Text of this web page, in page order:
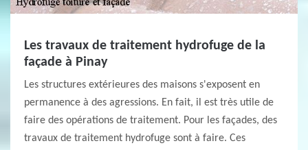
Les travaux de traitement hydrofuge de la
façade à Pinay
Les structures extérieures des maisons s'exposent en
permanence à des agressions. En fait, il est très utile de
faire des opérations de traitement. Pour les façades, des
travaux de traitement hydrofuge sont à faire. Ces